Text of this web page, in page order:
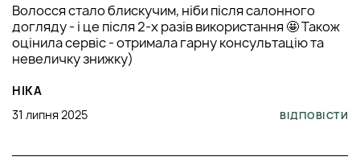
Волосся стало блискучим, ніби після салонного
догляду - і це після 2-х разів використання 🤩 Також
оцінила сервіс - отримала гарну консультацію та
невеличку знижку)
НІКА
31 липня 2025
ВІДПОВІСТИ